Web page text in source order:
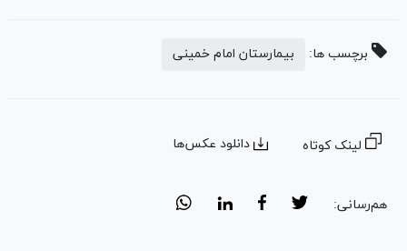
برچسب ها: بیمارستان امام خمینی
لینک کوتاه دانلود عکس‌ها
هم‌رسانی: